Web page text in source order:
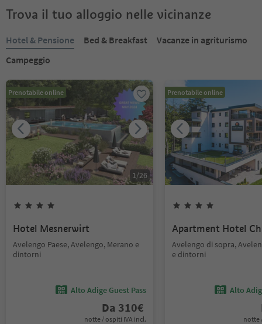
Trova il tuo alloggio nelle vicinanze
Hotel & Pensione Bed & Breakfast
Vacanze in agriturismo
Campeggio
Prenotabile online
1/26
Hotel Mesnerwirt
Avelengo Paese, Avelengo, Merano e
dintorni
Alto Adige Guest Pass
Da 310€
notte / ospiti IVA incl.
Prenotabile online
Apartment Hotel
Avelengo di sopra,
e dintorni
Alto
notte